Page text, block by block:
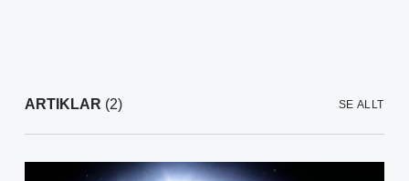
ARTIKLAR (2) SE ALLT